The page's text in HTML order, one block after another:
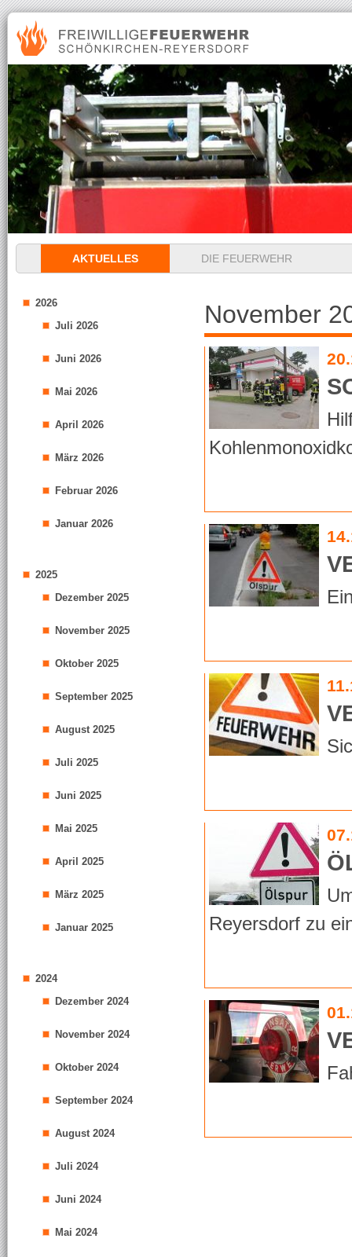
Navigation
überspringenAKTUELLES DIE FEUERWEHR
2026
Juli 2026
Juni 2026
Mai 2026
April 2026
März 2026
Februar 2026
Januar 2026
2025
Dezember 2025
November 2025
Oktober 2025
September 2025
August 2025
Juli 2025
Juni 2025
Mai 2025
April 2025
März 2025
Januar 2025
2024
Dezember 2024
November 2024
Oktober 2024
September 2024
August 2024
Juli 2024
Juni 2024
Mai 2024
November
Reyersdorf zu